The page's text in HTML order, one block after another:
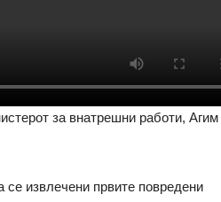
за внатрешни работи, Агим
се извлечени првите повредени